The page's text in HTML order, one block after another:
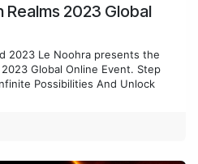
Realms 2023 Global
2023 Le Noohra presents the
Global Online Event. Step
Possibilities And Unlock